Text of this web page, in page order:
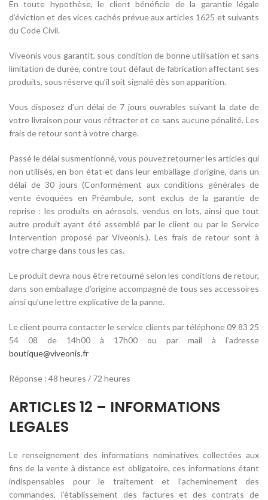
En toute hypothèse, le client bénéficie de la garantie légale
d’éviction et des vices cachés prévue aux articles 1625 et suivants
du Code Civil.
Viveonis vous garantit, sous condition de bonne utilisation et sans
limitation de durée, contre tout défaut de fabrication affectant ses
produits, sous réserve qu’il soit signalé dès son apparition.
Vous disposez d’un délai de 7 jours ouvrables suivant la date de
votre livraison pour vous rétracter et ce sans aucune pénalité. Les
frais de retour sont à votre charge.
Passé le délai susmentionné, vous pouvez retourner les articles qui
non utilisés, en bon état et dans leur emballage d’origine, dans un
délai de 30 jours (Conformément aux conditions générales de
vente évoquées en Préambule, sont exclus de la garantie de
reprise : les produits en aérosols, vendus en lots, ainsi que tout
autre produit ayant été assemblé par le client ou par le Service
Intervention proposé par Viveonis.). Les frais de retour sont à
votre charge dans tous les cas.
Le produit devra nous être retourné selon les conditions de retour,
dans son emballage d’origine accompagné de tous ses accessoires
ainsi qu’une lettre explicative de la panne.
Le client pourra contacter le service clients par téléphone 09 83 25
54 08 de 14h00 à 17h00 ou par mail à l’adresse
boutique@viveonis.fr
Réponse : 48 heures / 72 heures
ARTICLES 12 – INFORMATIONS
LEGALES
Le renseignement des informations nominatives collectées aux
fins de la vente à distance est obligatoire, ces informations étant
indispensables pour le traitement et l’acheminement des
commandes, l’établissement des factures et des contrats de